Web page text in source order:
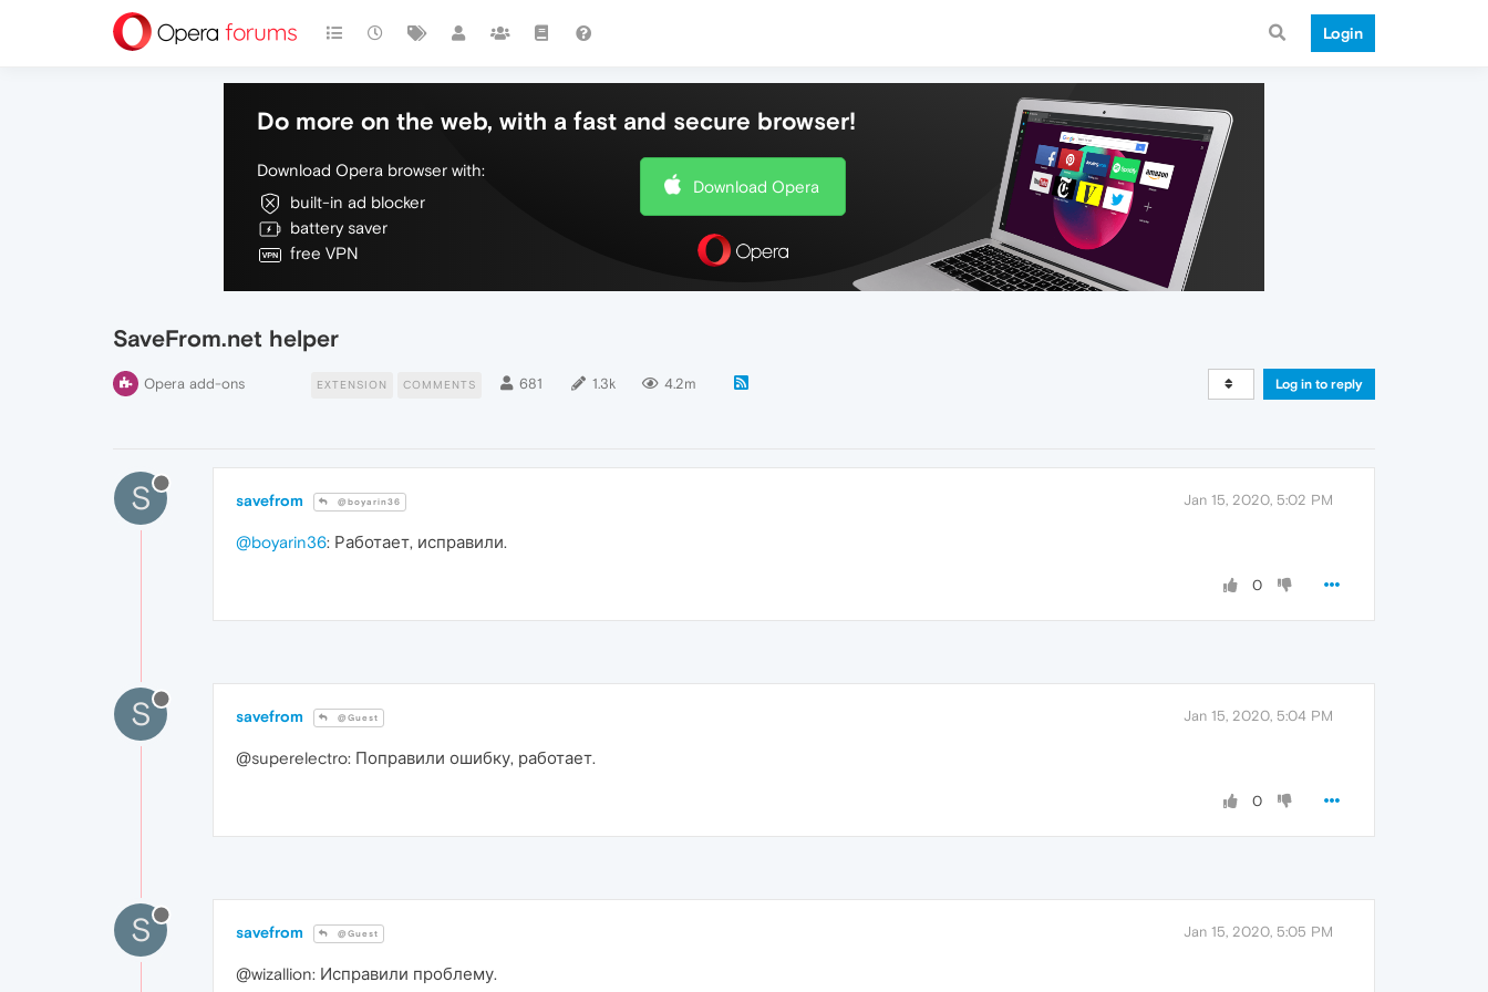
Login
Do more on the web, with a fast and secure browser!
Download Opera browser with:
built-in ad blocker
battery saver
free VPN
Download Opera
SaveFrom.net helper
Opera add-ons EXTENSION COMMENTS 681 1.3k 4.2m Log in to reply
S savefrom @boyarin36 Jan 15, 2020, 5:02 PM
@boyarin36: Работает, исправили.
0
S savefrom @Guest Jan 15, 2020, 5:04 PM
@superelectro: Поправили ошибку, работает.
0
S savefrom @Guest Jan 15, 2020, 5:05 PM
@wizallion: Исправили проблему.